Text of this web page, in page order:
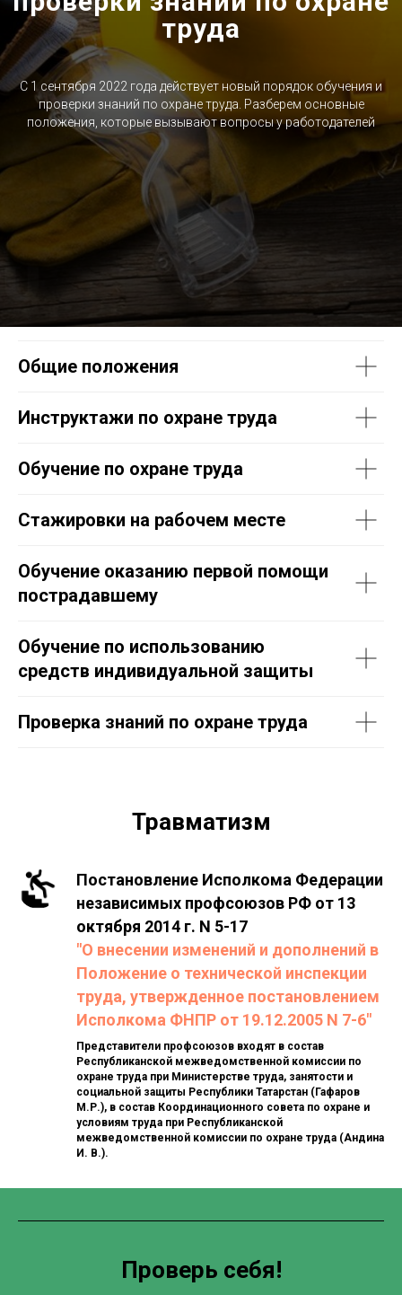
труда
С 1 сентября 2022 года действует новый порядок обучения и
проверки знаний по охране труда. Разберем основные
положения, которые вызывают вопросы у работодателей
Общие положения
Инструктажи по охране труда
Обучение по охране труда
Стажировки на рабочем месте
Обучение оказанию первой помощи
пострадавшему
Обучение по использованию
средств индивидуальной защиты
Проверка знаний по охране труда
Травматизм
Постановление Исполкома Федерации
независимых профсоюзов РФ от 13
октября 2014 г. N 5-17
"О внесении изменений и дополнений в
Положение о технической инспекции
труда, утвержденное постановлением
Исполкома ФНПР от 19.12.2005 N 7-6"
Представители профсоюзов входят в состав
Республиканской межведомственной комиссии по
охране труда при Министерстве труда, занятости и
социальной защиты Республики Татарстан (Гафаров
М.Р.), в состав Координационного совета по охране и
условиям труда при Республиканской
межведомственной комиссии по охране труда (Андина
И. В.).
Проверь себя!